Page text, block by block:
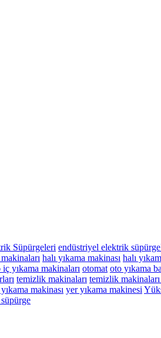
Süpürgeleri endüstriyel elektrik
halı yıkama makinası halı
iç yıkama makinaları otomat oto yıkama
temizlik makinaları temizlik
makinası yer yıkama makinesi